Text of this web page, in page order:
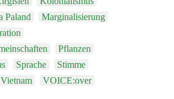
Paland
Marginalisierung
Pflanzen
Sprache
Stimme
Vietnam VOICE:over